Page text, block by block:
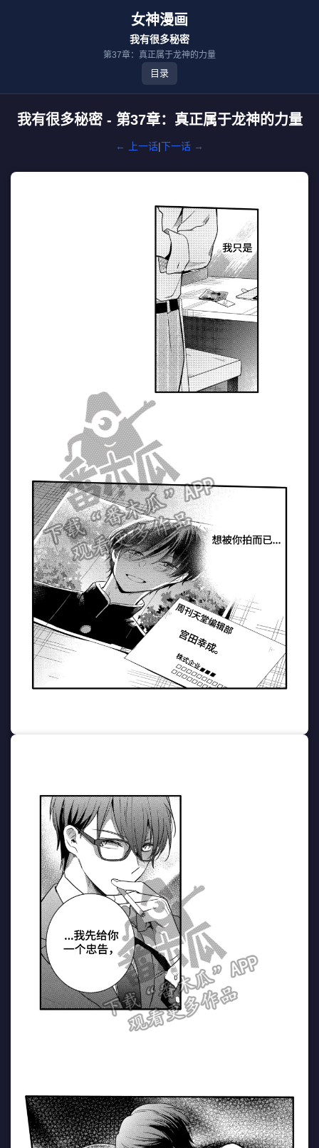
女神漫画
我有很多秘密
第37章：真正属于龙神的力量
目录
我有很多秘密 - 第37章：真正属于龙神的力量
← 上一话|下一话 →